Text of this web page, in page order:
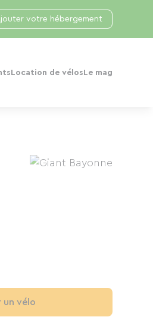
Location de vélos Le mag
votre hébergement
un vélo